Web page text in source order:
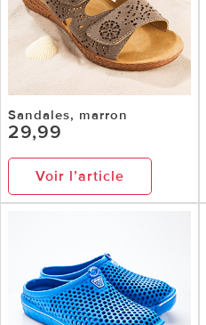
Sandales, marron
29,99
Voir l’article